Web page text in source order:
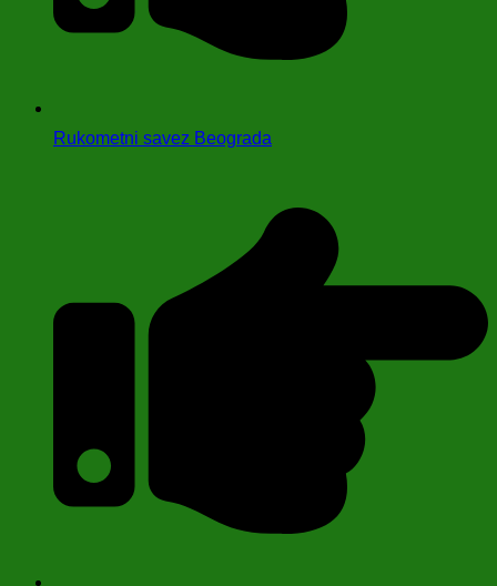
Rukometni savez Beograda